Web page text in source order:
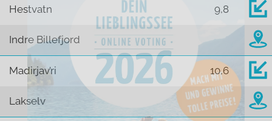
Hestvatn 9,8
Indre Billefjord
Madirjav’ri 10,6
Lakselv